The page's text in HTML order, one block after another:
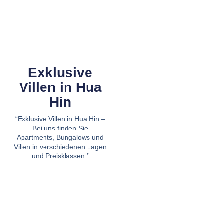
Exklusive
Villen in Hua
Hin
“Exklusive Villen in Hua Hin –
Bei uns finden Sie
Apartments, Bungalows und
Villen in verschiedenen Lagen
und Preisklassen.”